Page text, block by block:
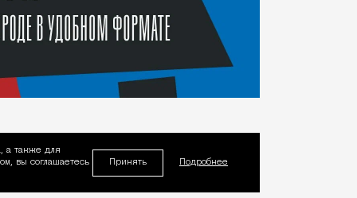
а также для
вы соглашаетесь
Принять Подробнее